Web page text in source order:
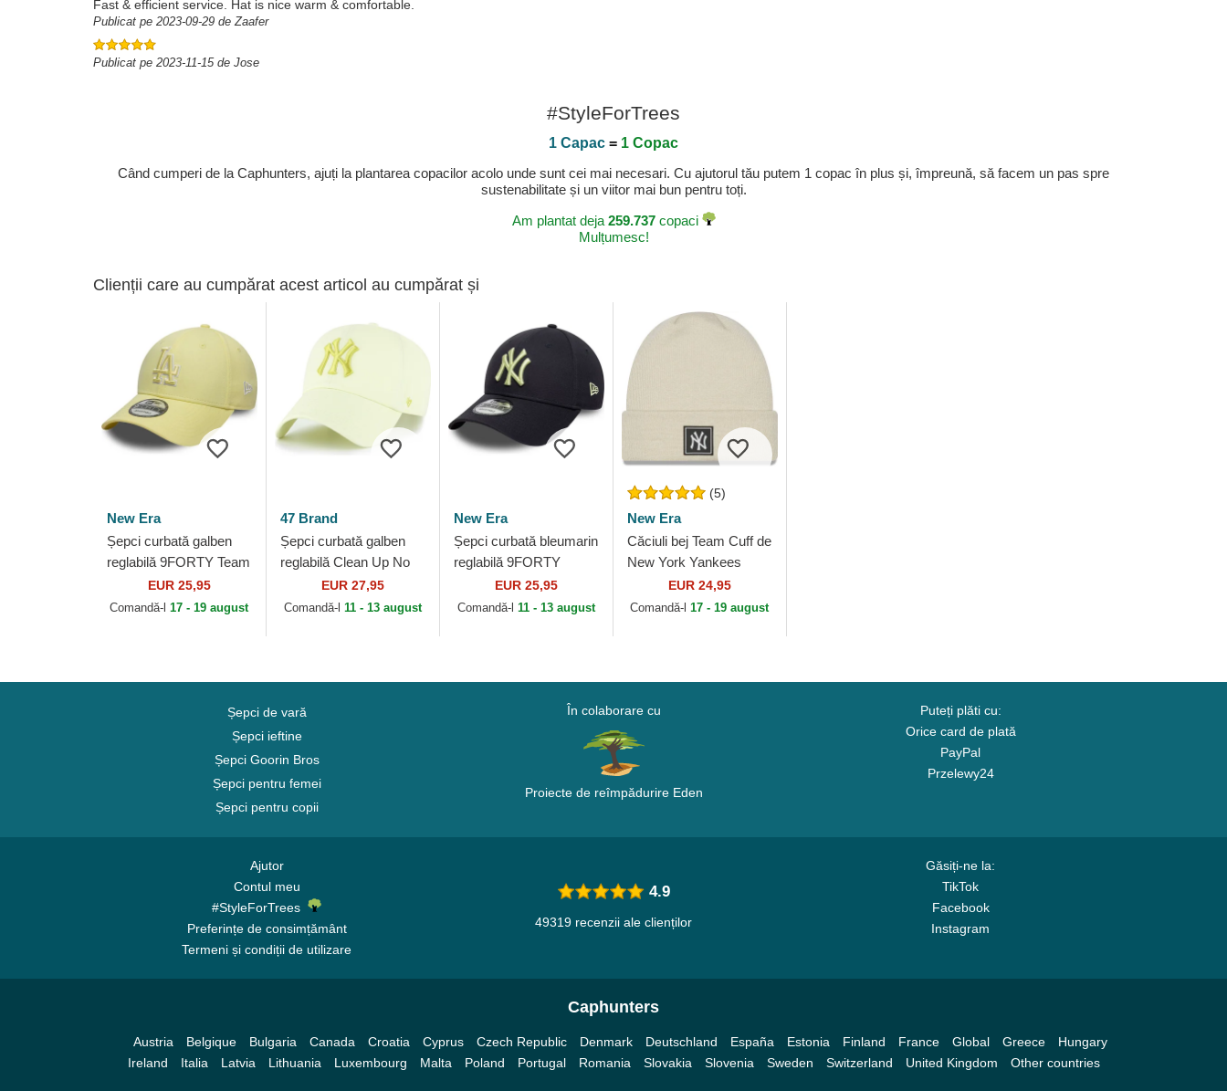
Fast & efficient service. Hat is nice warm & comfortable.
Publicat pe 2023-09-29 de Zaafer
Publicat pe 2023-11-15 de Jose
#StyleForTrees
1 Capac = 1 Copac
Când cumperi de la Caphunters, ajuți la plantarea copacilor acolo unde sunt cei mai necesari. Cu ajutorul tău putem 1 copac în plus și, împreună, să facem un pas spre
sustenabilitate și un viitor mai bun pentru toți.
Am plantat deja 259.737copaci
Mulțumesc!
Clienții care au cumpărat acest articol au cumpărat și
New Era
Șepci curbată galben
reglabilă 9FORTY Team
Outline de Los Angeles
Dodgers MLB de New
EUR 25,95
Comandă-l17 - 19 august
47 Brand
Șepci curbată galben
reglabilă Clean Up No
Loop Label de New York
Yankees MLB de 47
EUR 27,95
Comandă-l 11 - 13 august
New Era
Șepci curbată bleumarin
reglabilă 9FORTY
League Essential de
New York Yankees
EUR 25,95
Comandă-l 11 - 13 august
(5)
New Era
Căciuli bej Team Cuff de
New York Yankees
MLB de New Era
EUR 24,95
Comandă-l17 - 19 august
Șepci de vară
Șepci ieftine
Șepci Goorin Bros
Șepci pentru femei
Șepci pentru copii
În colaborare cu
Proiecte de reîmpădurire Eden
Puteți plăti cu:
Orice card de plată
PayPal
Przelewy24
Ajutor
Contul meu
#StyleForTrees
Preferințe de consimțământ
Termeni și condiții de utilizare
Găsiți-ne la:
TikTok
Facebook
Instagram
4.9
49319 recenzii ale clienților
Caphunters
Austria Belgique Bulgaria Canada Croatia Cyprus Czech Republic Denmark Deutschland España Estonia Finland France Global Greece
Hungary
Ireland
Italia Latvia Lithuania Luxembourg Malta Poland Portugal Romania Slovakia Slovenia Sweden Switzerland United Kingdom Other countries